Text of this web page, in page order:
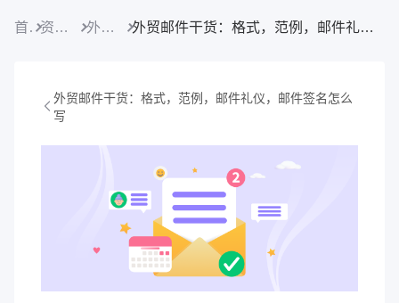
首页 资源中心 外贸资讯 外贸邮件干货：格式，范例，邮件礼仪，邮件签名怎么写
外贸邮件干货：格式，范例，邮件礼仪，邮件签名怎么
写